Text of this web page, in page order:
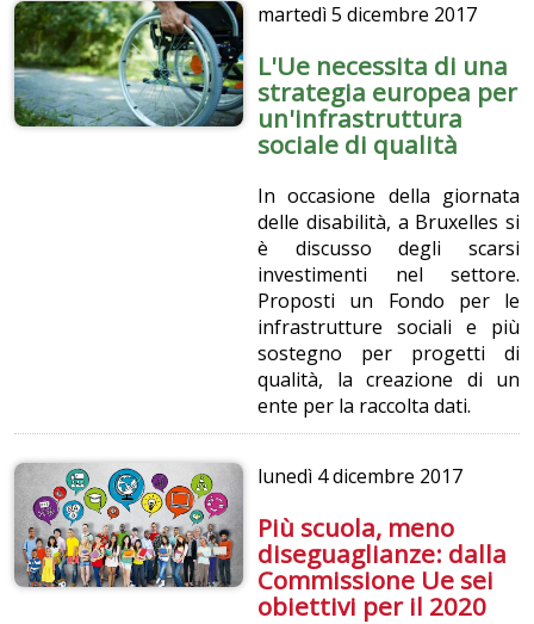
martedì5 dicembre 2017
L'Ue necessita di una
strategia europea per
un'infrastruttura
sociale di qualità
In occasione della giornata
delle disabilità, a Bruxelles si
è discusso degli scarsi
investimenti nel settore.
Proposti un Fondo per le
infrastrutture sociali e più
sostegno per progetti di
qualità, la creazione di un
ente per la raccolta dati.
lunedì 4 dicembre 2017
Più scuola, meno
diseguaglianze: dalla
Commissione Ue sei
obiettivi per il 2020